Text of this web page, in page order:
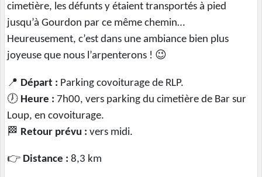
cimetière, les défunts y étaient transportés à pied
jusqu’à Gourdon par ce même chemin…
Heureusement, c’est dans une ambiance bien plus
joyeuse que nous l’arpenterons ! 😉
📍 Départ : Parking covoiturage de RLP.
🕖 Heure : 7h00, vers parking du cimetière de Bar sur
Loup, en covoiturage.
🏁 Retour prévu : vers midi.
👉 Distance : 8,3 km